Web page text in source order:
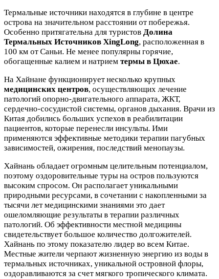
Термальные источники находятся в глубине в центре
острова на значительном расстоянии от побережья.
Особенно притягательна для туристов Долина
Термальных Источников XingLong, расположенная в
100 км от Саньи. Не менее популярны горячие,
обогащенные калием и натрием термы в Цюхае.
На Хайнане функционирует несколько крупных
медицинских центров, осуществляющих лечение
патологий опорно-двигательного аппарата, ЖКТ,
сердечно-сосудистой системы, органов дыхания. Врачи из
Китая добились больших успехов в реабилитации
пациентов, которые перенесли инсульты. Ими
применяются эффективные методики терапии пагубных
зависимостей, ожирения, последствий менопаузы.
Хайнань обладает огромным целительным потенциалом,
поэтому оздоровительные туры на остров пользуются
высоким спросом. Он располагает уникальными
природными ресурсами, в сочетании с накопленными за
тысячи лет медицинскими знаниями это дает
ошеломляющие результаты в терапии различных
патологий. Об эффективности местной медицины
свидетельствует большое количество долгожителей.
Хайнань по этому показателю лидер во всем Китае.
Местные жители черпают жизненную энергию из воды в
термальных источниках, уникальной островной флоры,
оздоравливаются за счет мягкого тропического климата.